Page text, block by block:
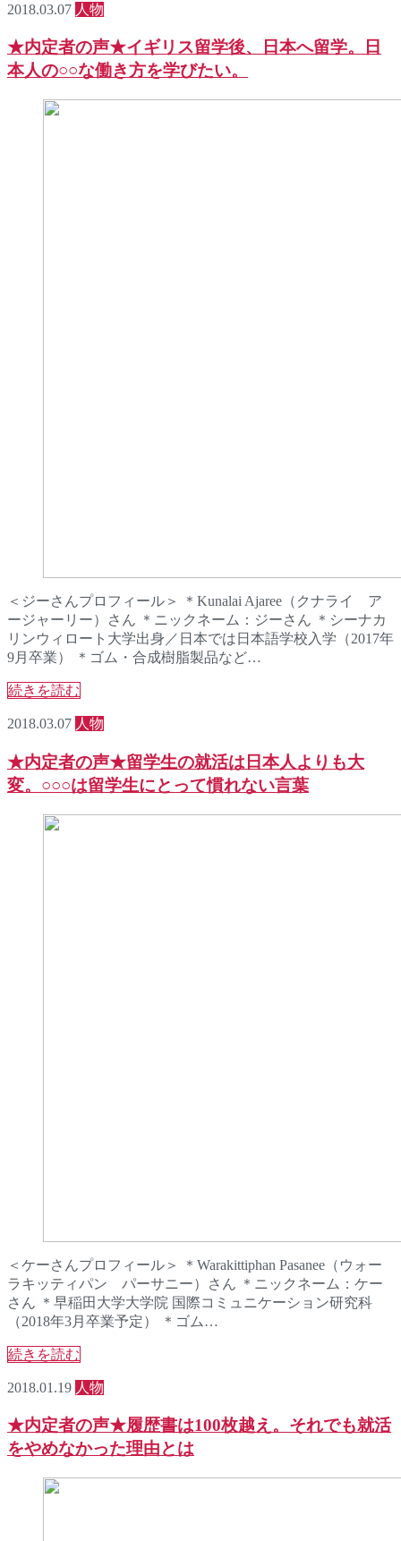
2018.03.07 人物
★内定者の声★イギリス留学後、日本へ留学。日
本人の○○な働き方を学びたい。
＜ジーさんプロフィール＞ ＊Kunalai Ajaree（クナライ ア
ージャーリー）さん ＊ニックネーム：ジーさん ＊シーナカ
リンウィロート大学出身／日本では日本語学校入学（2017年
9月卒業） ＊ゴム・合成樹脂製品など…
続きを読む
2018.03.07 人物
★内定者の声★留学生の就活は日本人よりも大
変。○○○は留学生にとって慣れない言葉
＜ケーさんプロフィール＞ ＊Warakittiphan Pasanee（ウォー
ラキッティパン パーサニー）さん ＊ニックネーム：ケー
さん ＊早稲田大学大学院 国際コミュニケーション研究科
（2018年3月卒業予定） ＊ゴム…
続きを読む
2018.01.19 人物
★内定者の声★履歴書は100枚越え。それでも就活
をやめなかった理由とは